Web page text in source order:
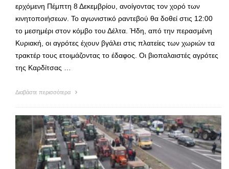
ερχόμενη Πέμπτη 8 Δεκεμβρίου, ανοίγοντας τον χορό των
κινητοποιήσεων. Το αγωνιστικό ραντεβού θα δοθεί στις 12:00
το μεσημέρι στον κόμβο του Δέλτα. Ήδη, από την περασμένη
Κυριακή, οι αγρότες έχουν βγάλει στις πλατείες των χωριών τα
τρακτέρ τους ετοιμάζοντας το έδαφος. Οι βιοπαλαιστές αγρότες
της Καρδίτσας …
Διαβάστε περισσότερα